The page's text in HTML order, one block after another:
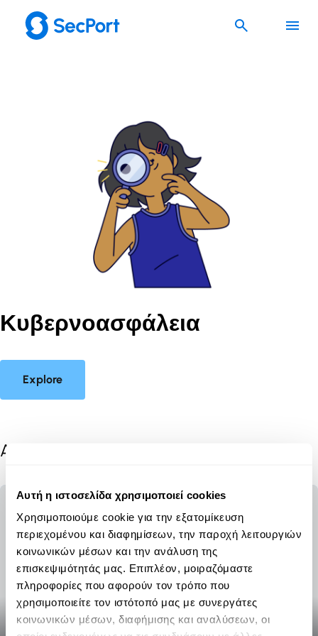
Αυτή η ιστοσελίδα χρησιμοποιεί cookies
Χρησιμοποιούμε cookie για την εξατομίκευση
περιεχομένου και διαφημίσεων, την παροχή λειτουργιών
κοινωνικών μέσων και την ανάλυση της
επισκεψιμότητάς μας. Επιπλέον, μοιραζόμαστε
πληροφορίες που αφορούν τον τρόπο που
χρησιμοποιείτε τον ιστότοπό μας με συνεργάτες
κοινωνικών μέσων, διαφήμισης και αναλύσεων, οι
Κυβερνοασφάλεια
Explore
All posts